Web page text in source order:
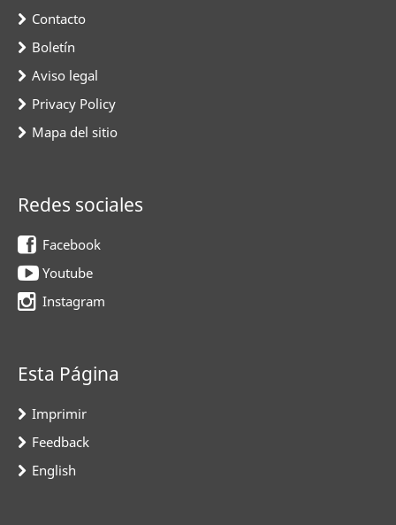
Contacto
Boletín
Aviso legal
Privacy Policy
Mapa del sitio
Redes sociales
Facebook
Youtube
Instagram
Esta Página
Imprimir
Feedback
English